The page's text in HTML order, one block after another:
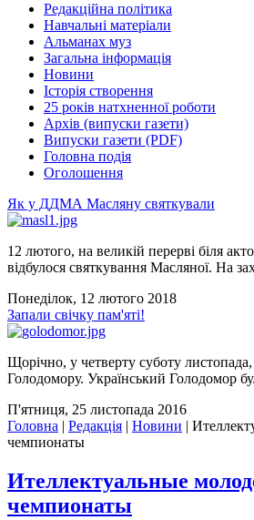
Редакційна політика
Навчальні матеріали
Альманах муз
Загальна інформація
Новини
Історія створення
25 років натхненної роботи
Архів (випуски газети)
Випуски газети (PDF)
Головна подія
Оголошення
Як у ДДМА Масляну святкували
12 лютого, на великій перерві біля
відбулося святкування Масляної. На
Понеділок, 12 лютого 2018
Запали свічку пам'яті!
Щорічно, у четверту суботу
Голодомору. Український Голодомор
П'ятниця, 25 листопада 2016
Головна | Редакція | Новини |
чемпионаты
Ителлектуальные
чемпионаты